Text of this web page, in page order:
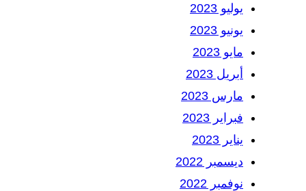
يوليو 2023
يونيو 2023
مايو 2023
أبريل 2023
مارس 2023
فبراير 2023
يناير 2023
ديسمبر 2022
نوفمبر 2022